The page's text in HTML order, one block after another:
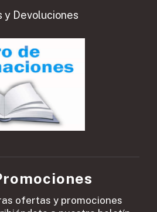
y Devoluciones
ofertas y promociones